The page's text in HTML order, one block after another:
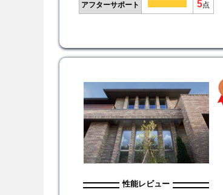
アフターサポート 5点
性能レビュー